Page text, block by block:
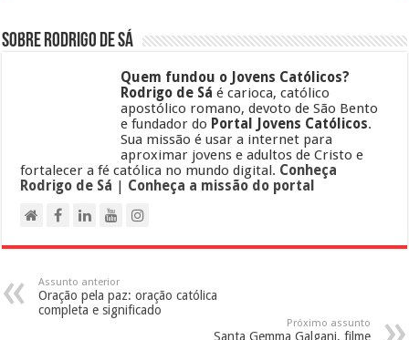
Sobre Rodrigo de Sá
Quem fundou o Jovens Católicos?
Rodrigo de Sá é carioca, católico
apostólico romano, devoto de São Bento
e fundador do Portal Jovens Católicos.
Sua missão é usar a internet para
aproximar jovens e adultos de Cristo e
fortalecer a fé católica no mundo digital. Conheça
Rodrigo de Sá | Conheça a missão do portal
Assunto anterior
Oração pela paz: oração católica
completa e significado
Próximo assunto
Santa Gemma Galgani, filme